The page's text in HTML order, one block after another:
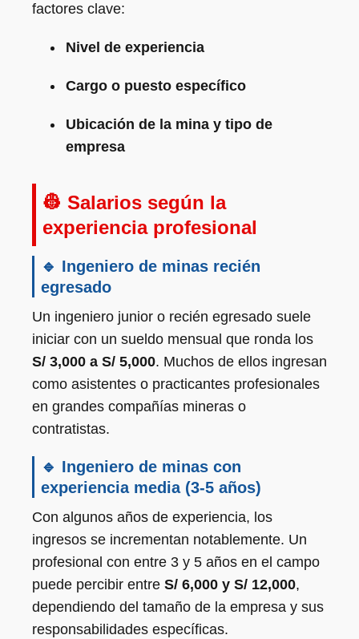
factores clave:
Nivel de experiencia
Cargo o puesto específico
Ubicación de la mina y tipo de
empresa
👷 Salarios según la
experiencia profesional
🔹 Ingeniero de minas recién
egresado
Un ingeniero junior o recién egresado suele
iniciar con un sueldo mensual que ronda los
S/ 3,000 a S/ 5,000. Muchos de ellos ingresan
como asistentes o practicantes profesionales
en grandes compañías mineras o
contratistas.
🔹 Ingeniero de minas con
experiencia media (3-5 años)
Con algunos años de experiencia, los
ingresos se incrementan notablemente. Un
profesional con entre 3 y 5 años en el campo
puede percibir entre S/ 6,000 y S/ 12,000,
dependiendo del tamaño de la empresa y sus
responsabilidades específicas.